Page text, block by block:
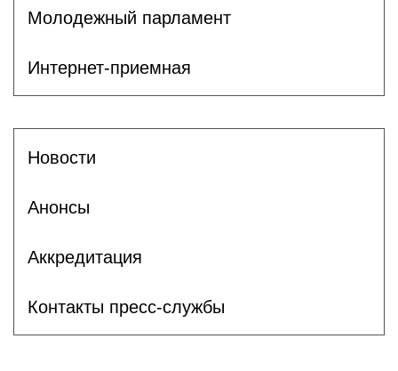
Молодежный парламент
Интернет-приемная
Новости
Анонсы
Аккредитация
Контакты пресс-службы